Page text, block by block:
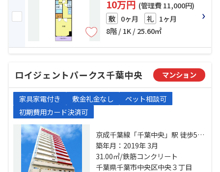
10万円 (管理費 11,000円)
敷 0ヶ月 礼 1ヶ月
8階 / 1K / 25.60㎡
ロイジェントパークス千葉中央 マンション
家具家電付き 敷金礼金なし
ペット相談可
初期費用カード決済可
京成千葉線「千葉中央」駅 徒歩5分
千葉都市モノレール「葭川公園」
駅 徒歩3分 総武線「千葉」駅 徒歩
11分
築年月：2019年 3月
31.00㎡/鉄筋コンクリート
千葉県千葉市中央区中央３丁目